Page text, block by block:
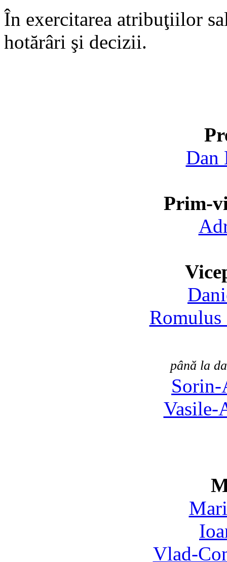
În exercitarea atribuţiilor
hotărâri şi decizii.
Dan
Prim-
până la
Sorin-
Vasile-
Vlad-